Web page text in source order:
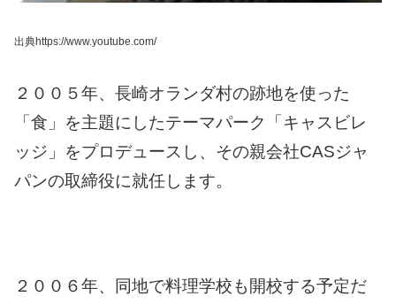
出典https://www.youtube.com/
２００５年、長崎オランダ村の跡地を使った
「食」を主題にしたテーマパーク「キャスビレ
ッジ」をプロデュースし、その親会社CASジャ
パンの取締役に就任します。
２００６年、同地で料理学校も開校する予定だ